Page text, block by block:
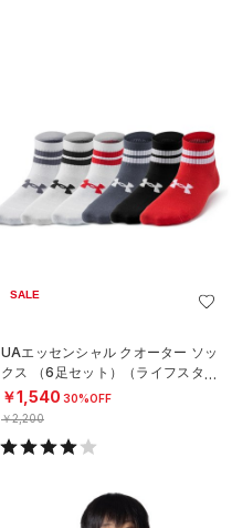
SALE
UAエッセンシャル クオーター ソッ
クス （6足セット）（ライフスタイ
ル/KIDS）
￥1,540 30%OFF
￥2,200